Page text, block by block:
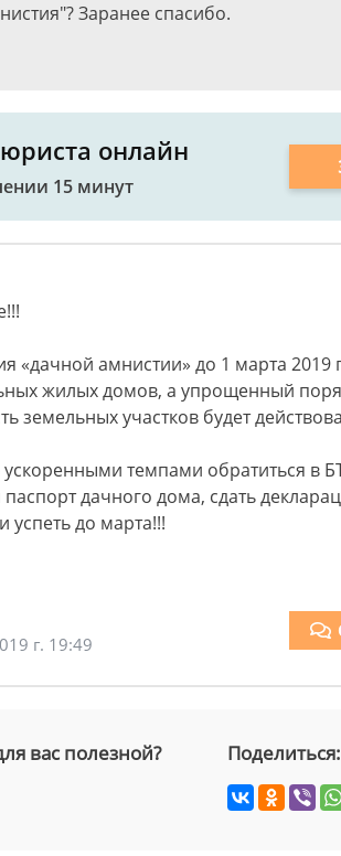
Заранее спасибо.
онлайн
15 минут
«дачной амнистии» до 1 марта 2019
жилых домов, а упрощенный
земельных участков будет
темпами обратиться в
паспорт дачного дома, сдать
успеть до марта!!!
г. 19:49
вас полезной? Поделиться: